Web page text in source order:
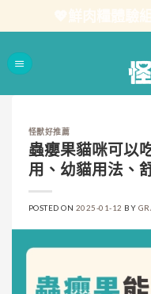
怪獸好推薦
蟲癭果貓咪可以
用、幼貓用法、
POSTED ON 2025-01-12 BY